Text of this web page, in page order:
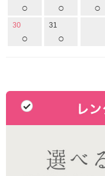
○ ○ ○
30
○
31
○